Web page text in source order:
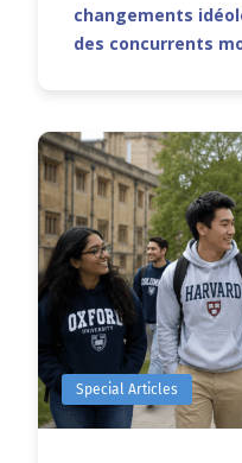
changements
des concurrents
Special Articles